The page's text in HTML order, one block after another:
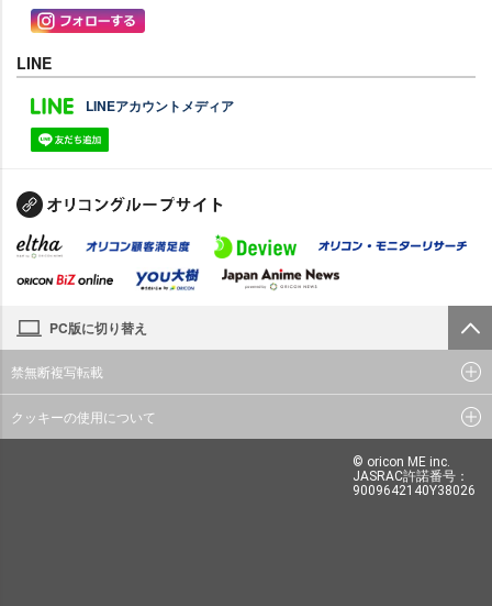
LINE
LINEアカウントメディア
PC版に切り替え
禁無断複写転載
クッキーの使用について
© oricon ME inc.
JASRAC許諾番号：
9009642140Y38026